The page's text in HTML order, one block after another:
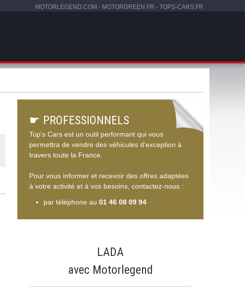
MOTORLEGEND.COM - MOTORGREEN.FR - TOPS-CARS.FR
☛ PROFESSIONNELS
Top's Cars est un outil performant qui vous
permettra de vendre des véhicules d'exception à
travers toute la France.
Pour vous informer et recevoir des offres adaptées
à votre activité et à vos besoins, contactez-nous :
par téléphone au 01 46 08 09 94
LADA
avec Motorlegend